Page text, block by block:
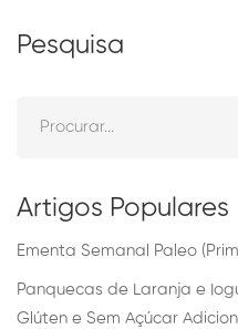
Pesquisa
Artigos Populares
Ementa Semanal Paleo
Panquecas de Laranja e
Glúten e Sem Açúcar